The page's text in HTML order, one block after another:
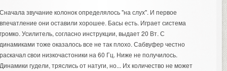
звучание колонок определялось "на слух". И первое
они оставили хорошее. Басы есть. Играет система
Усилитель, согласно инструкции, выдает 20 Вт. С
тоже оказалось все не так плохо. Сабвуфер честно
свои низкочастоники на 60 Гц. Ниже не получилось.
гудели, тряслись от натуги, но... Их количество не может